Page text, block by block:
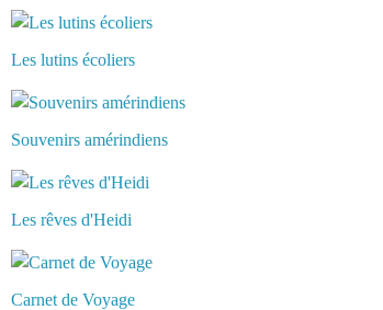
Les lutins écoliers
Souvenirs amérindiens
Les rêves d'Heidi
Carnet de Voyage